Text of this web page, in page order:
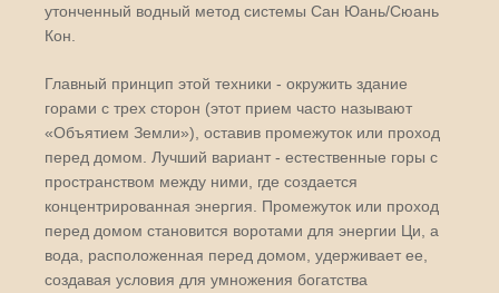
утонченный водный метод системы Сан Юань/Сюань
Кон.
Главный принцип этой техники - окружить здание
горами с трех сторон (этот прием часто называют
«Объятием Земли»), оставив промежуток или проход
перед домом. Лучший вариант - естественные горы с
пространством между ними, где создается
концентрированная энергия. Промежуток или проход
перед домом становится воротами для энергии Ци, а
вода, расположенная перед домом, удерживает ее,
создавая условия для умножения богатства